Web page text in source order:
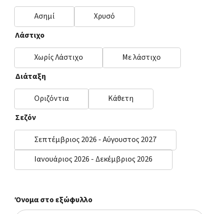
Ασημί
Χρυσό
Λάστιχο
Χωρίς Λάστιχο
Με λάστιχο
Διάταξη
Οριζόντια
Κάθετη
Σεζόν
Σεπτέμβριος 2026 - Αύγουστος 2027
Ιανουάριος 2026 - Δεκέμβριος 2026
Όνομα στο εξώφυλλο